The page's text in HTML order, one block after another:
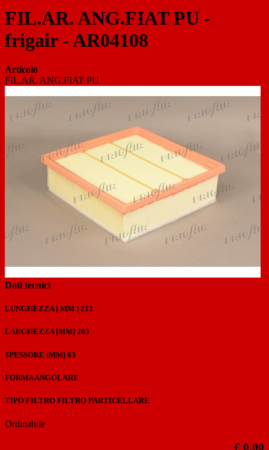
FIL.AR. ANG.FIAT PU -
frigair - AR04108
Articolo
FIL.AR. ANG.FIAT PU
Previous
Next
Dati tecnici
LUNGHEZZA [ MM ] 213
LARGHEZZA [MM] 203
SPESSORE [MM] 63
FORMAANGOLARE
TIPO FILTRO FILTRO PARTICELLARE
Ordinabile
€ 0,00